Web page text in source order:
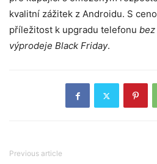
kvalitní zážitek z Androidu. S
příležitost k upgradu telefonu
výprodeje Black Friday.
Previous article